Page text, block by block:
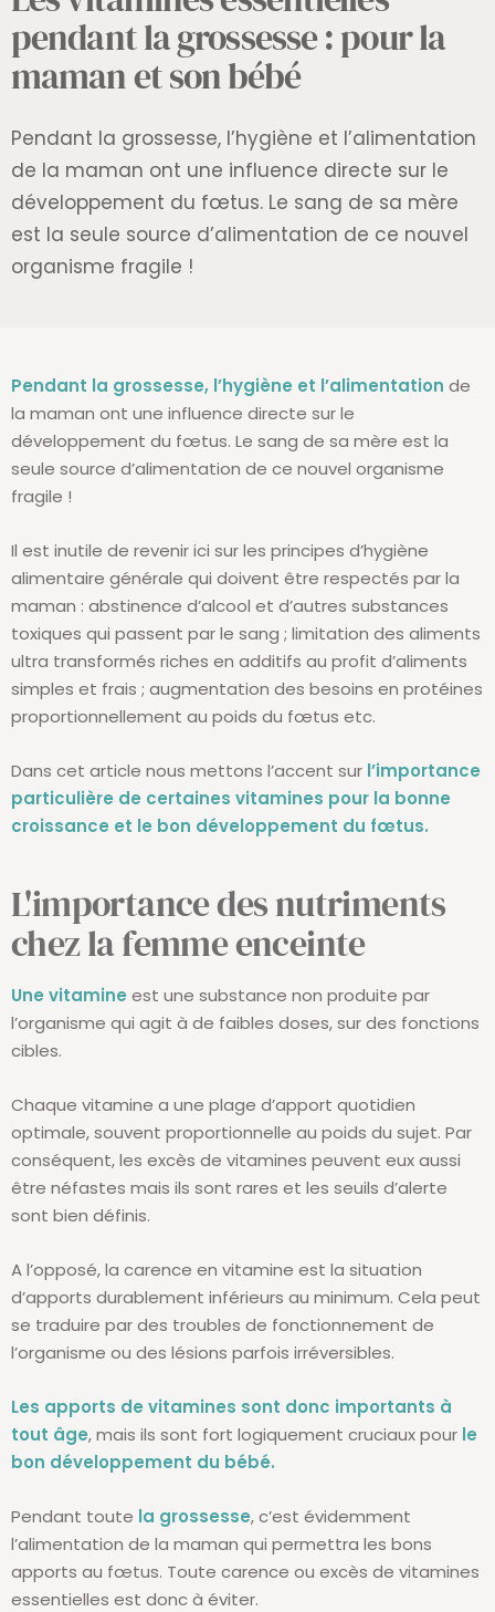
pendant la grossesse : pour la
maman et son bébé
Pendant la grossesse, l’hygiène et l’alimentation
de la maman ont une influence directe sur le
développement du fœtus. Le sang de sa mère
est la seule source d’alimentation de ce nouvel
organisme fragile !
Pendant la grossesse, l’hygiène et l’alimentation de
la maman ont une influence directe sur le
développement du fœtus. Le sang de sa mère est la
seule source d’alimentation de ce nouvel organisme
fragile !
Il est inutile de revenir ici sur les principes d’hygiène
alimentaire générale qui doivent être respectés par la
maman : abstinence d’alcool et d’autres substances
toxiques qui passent par le sang ; limitation des aliments
ultra transformés riches en additifs au profit d’aliments
simples et frais ; augmentation des besoins en protéines
proportionnellement au poids du fœtus etc.
Dans cet article nous mettons l’accent sur l’importance
particulière de certaines vitamines pour la bonne
croissance et le bon développement du fœtus.
L'importance des nutriments
chez la femme enceinte
Une vitamine est une substance non produite par
l’organisme qui agit à de faibles doses, sur des fonctions
cibles.
Chaque vitamine a une plage d’apport quotidien
optimale, souvent proportionnelle au poids du sujet. Par
conséquent, les excès de vitamines peuvent eux aussi
être néfastes mais ils sont rares et les seuils d’alerte
sont bien définis.
A l’opposé, la carence en vitamine est la situation
d’apports durablement inférieurs au minimum. Cela peut
se traduire par des troubles de fonctionnement de
l’organisme ou des lésions parfois irréversibles.
Les apports de vitamines sont donc importants à
tout âge, mais ils sont fort logiquement cruciaux pour le
bon développement du bébé.
Pendant toute la grossesse, c’est évidemment
l’alimentation de la maman qui permettra les bons
apports au fœtus. Toute carence ou excès de vitamines
essentielles est donc à éviter.